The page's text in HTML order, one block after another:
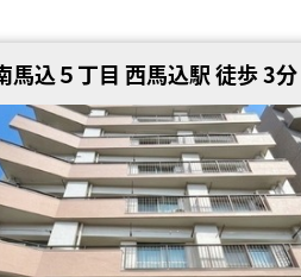
馬込５丁目 西馬込駅 徒歩 3分